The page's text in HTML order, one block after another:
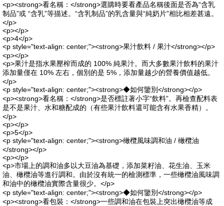
<p><strong>看名稱：</strong>選購時要看產品名稱後面是否為“含乳
制品”或 “含乳”等描述。“含乳制品”的乳含量與“純奶片”相比相差甚遠。
</p>
<p></p>
<p>4</p>
<p style="text-align: center;"><strong>果汁飲料 / 果汁</strong></p>
<p></p>
<p>果汁是指水果壓榨而成的 100% 純果汁。而大多數果汁飲料的果汁
添加量僅在 10% 左右，個別的是 5%，添加量越少的營養價值越低。
</p>
<p style="text-align: center;"><strong>◆如何鑒別</strong></p>
<p><strong>看名稱：</strong>是否標註著小字“飲料”。再檢查配料表
是不是果汁、水和糖配成的（有些果汁飲料還可能含有水果香精）。
</p>
<p></p>
<p>5</p>
<p style="text-align: center;"><strong>橄欖風味調和油 / 橄欖油
</strong></p>
<p></p>
<p>市場上的調和油多以大豆油為基礎，添加菜籽油、花生油、玉米
油、橄欖油等進行調和。由於沒有統一的檢測標準，一些橄欖油風味調
和油中的橄欖油實際含量很少。</p>
<p style="text-align: center;"><strong>◆如何鑒別</strong></p>
<p><strong>看包裝：</strong>一些調和油在包裝上突出橄欖油等成